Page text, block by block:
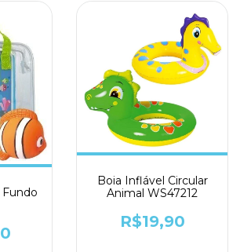
Fundo
Boia Inflável Circular
Animal WS47212
R$19,90